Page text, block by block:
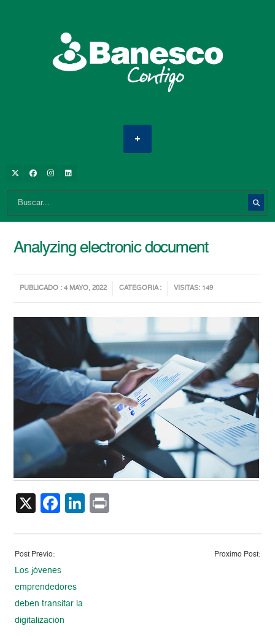
Analyzing electronic document
PUBLICADO : 4 MAYO, 2022 CATEGORIA : VISITAS: 149
X Facebook
LinkedIn
Post Previo:
Los jóvenes
emprendedores
deben transitar la
digitalización
Proximo Post: